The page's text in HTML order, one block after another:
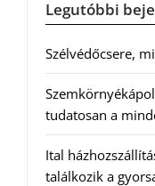
Legutóbbi
Szélvédőcsere,
tudatosan a
Ital
találkozik a